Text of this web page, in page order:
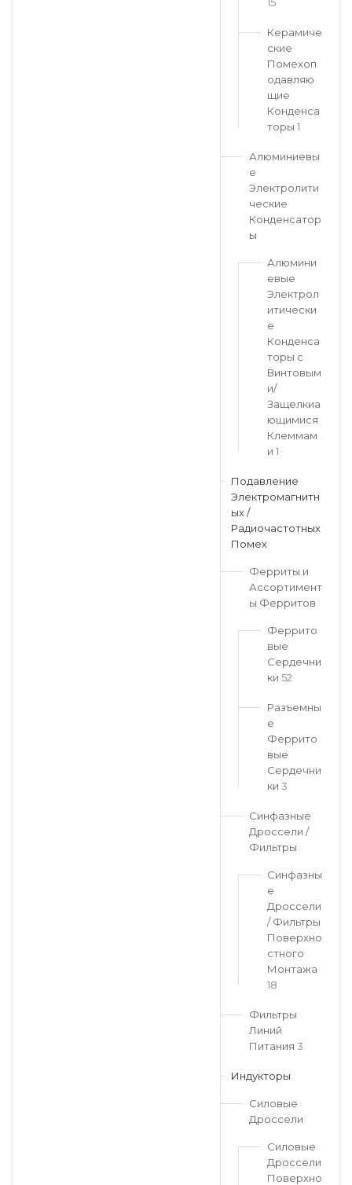
Керамиче
ские
Помехоп
одавляю
щие
Конденса
торы 1
Алюминиевы
е
Электролити
ческие
Конденсатор
ы
Алюмини
евые
Электрол
итически
е
Конденса
торы с
Винтовым
и/
Защелкиа
ющимися
Клеммам
и 1
Подавление
Электромагнитн
ых /
Радиочастотных
Помех
Ферриты и
Ассортимент
ы Ферритов
Феррито
вые
Сердечни
ки 52
Разъемны
е
Феррито
вые
Сердечни
ки 3
Синфазные
Дроссели /
Фильтры
Синфазны
е
Дроссели
/ Фильтры
Поверхно
стного
Монтажа
18
Фильтры
Линий
Питания 3
Индукторы
Силовые
Дроссели
Силовые
Дроссели
Поверхно